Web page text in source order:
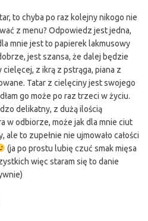
to chyba po raz kolejny nikogo nie
z menu? Odpowiedz jest jedna,
mnie jest to papierek lakmusowy
jest szansa, że dalej będzie
z ikrą z pstrąga, piana z
Tatar z cielęciny jest swojego
go może po raz trzeci w życiu.
delikatny, z dużą ilością
w odbiorze, może jak dla mnie ciut
to zupełnie nie ujmowało całości
(ja po prostu lubię czuć smak mięsa
więc staram się to danie